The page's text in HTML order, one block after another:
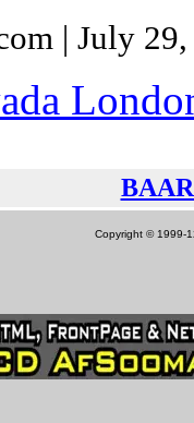
| July
Copyright © 1999-